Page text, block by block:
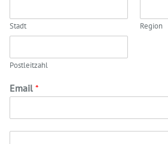
Stadt Region
Postleitzahl
Email *